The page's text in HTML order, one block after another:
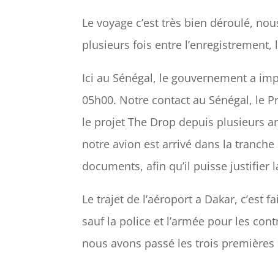
Le voyage c’est très bien déroulé,
plusieurs fois entre l’enregistrement,
Ici au Sénégal, le gouvernement a
05h00. Notre contact au Sénégal, le
le projet The Drop depuis plusieurs
notre avion est arrivé dans la
documents, afin qu’il puisse justifier
Le trajet de l’aéroport a Dakar, c’est
sauf la police et l’armée pour les
nous avons passé les trois premières